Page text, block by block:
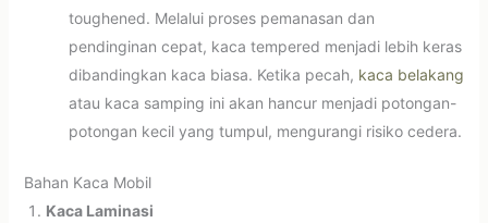
toughened. Melalui proses pemanasan dan
pendinginan cepat, kaca tempered menjadi lebih keras
dibandingkan kaca biasa. Ketika pecah, kaca belakang
atau kaca samping ini akan hancur menjadi potongan-
potongan kecil yang tumpul, mengurangi risiko cedera.
Bahan Kaca Mobil
Kaca Laminasi